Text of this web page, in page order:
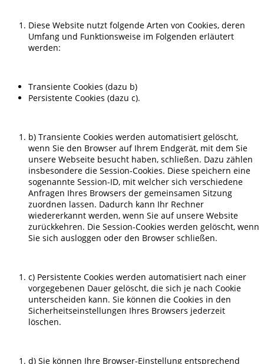
Diese Website nutzt folgende Arten von Cookies, deren
Umfang und Funktionsweise im Folgenden erläutert
werden:
Transiente Cookies (dazu b)
Persistente Cookies (dazu c).
b) Transiente Cookies werden automatisiert gelöscht,
wenn Sie den Browser auf Ihrem Endgerät, mit dem Sie
unsere Webseite besucht haben, schließen. Dazu zählen
insbesondere die Session-Cookies. Diese speichern eine
sogenannte Session-ID, mit welcher sich verschiedene
Anfragen Ihres Browsers der gemeinsamen Sitzung
zuordnen lassen. Dadurch kann Ihr Rechner
wiedererkannt werden, wenn Sie auf unsere Website
zurückkehren. Die Session-Cookies werden gelöscht, wenn
Sie sich ausloggen oder den Browser schließen.
c) Persistente Cookies werden automatisiert nach einer
vorgegebenen Dauer gelöscht, die sich je nach Cookie
unterscheiden kann. Sie können die Cookies in den
Sicherheitseinstellungen Ihres Browsers jederzeit
löschen.
d) Sie können Ihre Browser-Einstellung entsprechend